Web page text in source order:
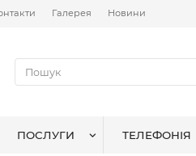
Галерея Новини
ПОСЛУГИ ТЕЛЕФОНІЯ